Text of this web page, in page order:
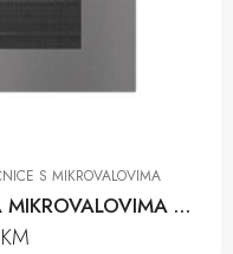
S MIKROVALOVIMA
KOMBINOVANA PEĆNICA SA MIKROVALOVIMA H 7440 BM GRGR
KM